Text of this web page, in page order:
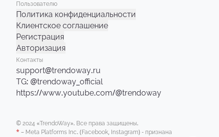
Пользователю
Политика конфиденциальности
Клиентское соглашение
Регистрация
Авторизация
Контакты
support@trendoway.ru
TG: @trendoway_official
https://www.youtube.com/@trendoway
© 2024 «TrendoWay». Все права защищены.
* – Meta Platforms Inc. (Facebook, Instagram) - признана